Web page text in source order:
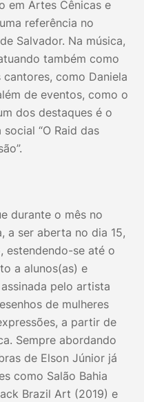
em Artes Cênicas e
referência no
Salvador. Na música,
também como
como Daniela
de eventos, como o
dos destaques é o
“O Raid das
durante o mês no
a ser aberta no dia 15,
estendendo-se até o
a alunos(as) e
pelo artista
de mulheres
a partir de
Sempre abordando
de Elson Júnior já
como Salão Bahia
Brazil Art (2019) e